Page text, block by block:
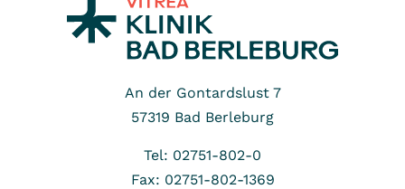
An der Gontardslust 7
57319 Bad Berleburg
Tel: 02751-802-0
Fax: 02751-802-1369